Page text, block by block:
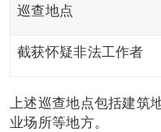
巡查地点
截获怀疑非法工作者
上述巡查地点包括建筑
业场所等地方。